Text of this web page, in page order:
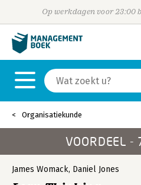
Op werkdagen voor 23:00
Organisatiekunde
VOORDEEL
James Womack, Daniel Jones